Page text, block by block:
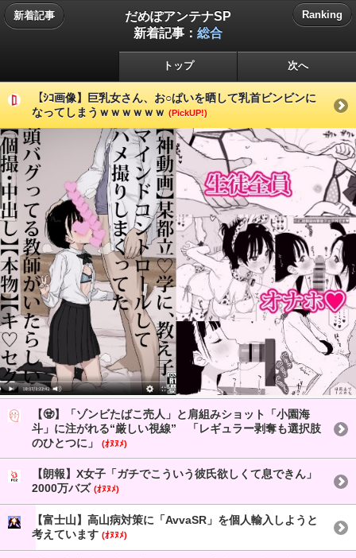
新着記事
だめぽアンテナSP
新着記事： 総合
Ranking
トップ 次へ
【ｼｺ画像】巨乳女さん、お○ぱいを晒して乳首ビンビンに
なってしまうｗｗｗｗｗｗ (PickUP!)
【🧟】「ゾンビたばこ売人」と肩組みショット「小園海
斗」に注がれる“厳しい視線” 「レギュラー剥奪も選択肢
のひとつに」
(ｵﾇﾇﾒ)
【朗報】X女子「ガチでこういう彼氏欲しくて息できん」
2000万バズ (ｵﾇﾇﾒ)
【富士山】高山病対策に「AvvaSR」を個人輸入しようと
考えています (ｵﾇﾇﾒ)